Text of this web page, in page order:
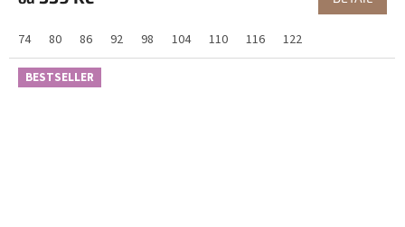
74 80 86 92 98 104 110 116 122
BESTSELLER